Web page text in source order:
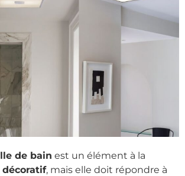
de bain est un élément à la
, mais elle doit répondre à